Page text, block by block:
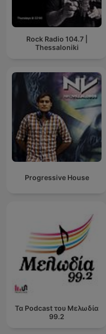
Rock Radio 104.7 |
Thessaloniki
Progressive House
Τα Podcast του Μελωδία
99.2